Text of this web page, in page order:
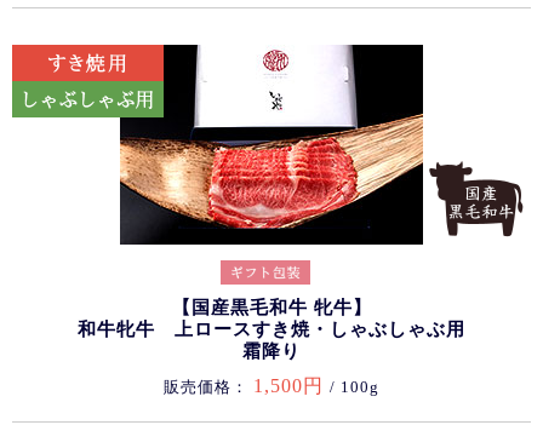
【国産黒毛和牛 牝牛】
和牛牝牛 上ロースすき焼・しゃぶしゃぶ用
霜降り
販売価格： 1,500円 / 100g